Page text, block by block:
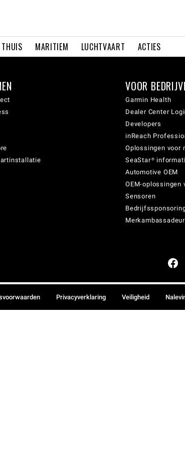
MARITIEM LUCHTVAART ACTIES
VOOR
Garmin Health
Dealer Center
Developers
inReach
Oplossingen voor
SeaStar®
Automotive OEM
OEM-oplossingen
Sensoren
Privacyverklaring Veiligheid